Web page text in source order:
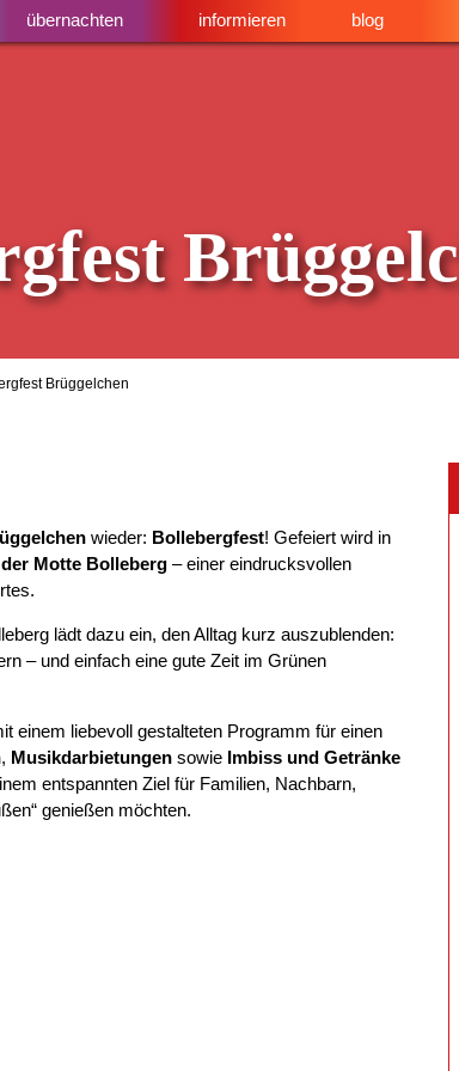
übernachten informieren blog
Brüggelchen
wieder: Bollebergfest! Gefeiert wird in
Motte Bolleberg – einer eindrucksvollen
lädt dazu ein, den Alltag kurz auszublenden:
– und einfach eine gute Zeit im Grünen
einem liebevoll gestalteten Programm für einen
, Musikdarbietungen sowie Imbiss und Getränke
entspannten Ziel für Familien, Nachbarn,
genießen möchten.